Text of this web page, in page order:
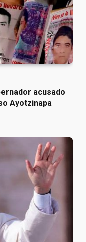
acusado
Ayotzinapa